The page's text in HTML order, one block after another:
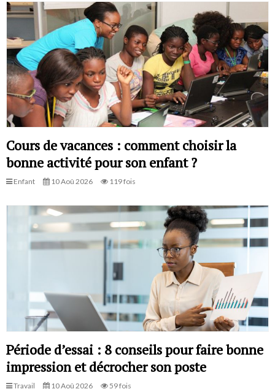
Cours de vacances : comment choisir la
bonne activité pour son enfant ?
Enfant 10 Aoû 2026 119 fois
Période d’essai : 8 conseils pour faire bonne
impression et décrocher son poste
Travail 10 Aoû 2026 59 fois